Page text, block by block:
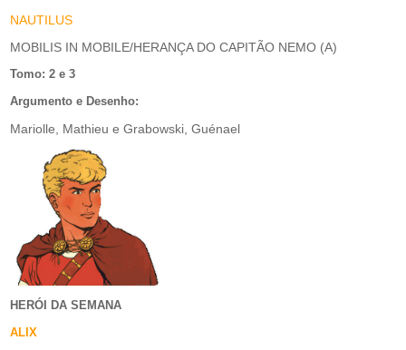
NAUTILUS
MOBILIS IN MOBILE/HERANÇA DO CAPITÃO NEMO (A)
Tomo: 2 e 3
Argumento e Desenho:
Mariolle, Mathieu e Grabowski, Guénael
HERÓI DA SEMANA
ALIX